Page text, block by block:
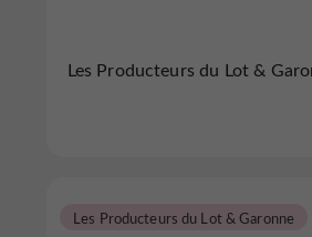
Les Producteurs du Lot &
Les Producteurs du Lot & Garonne